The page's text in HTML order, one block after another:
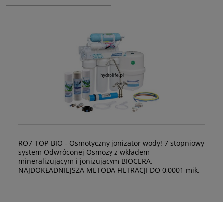
RO7-TOP-BIO - Osmotyczny jonizator wody! 7 stopniowy
system Odwróconej Osmozy z wkładem
mineralizującym i jonizującym BIOCERA.
NAJDOKŁADNIEJSZA METODA FILTRACJI DO 0,0001 mik.